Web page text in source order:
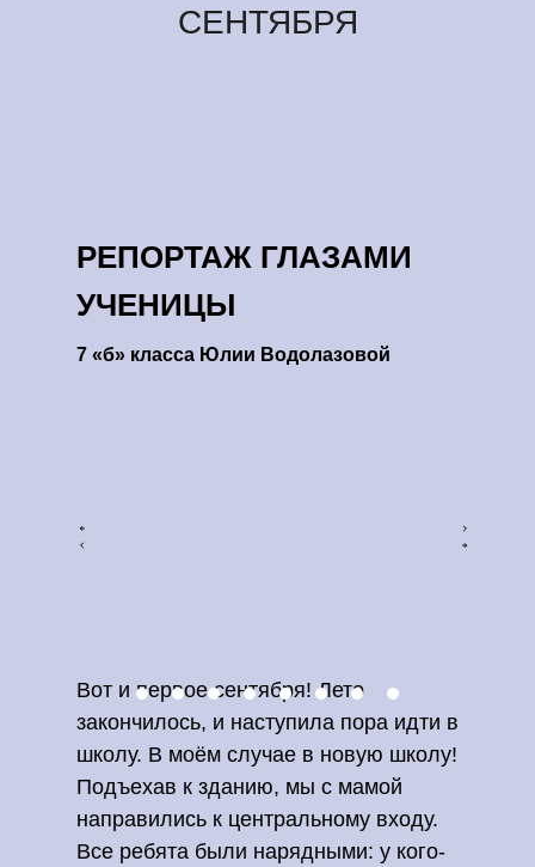
СЕНТЯБРЯ
7 «б» класса Юлии Водолазовой
РЕПОРТАЖ ГЛАЗАМИ
УЧЕНИЦЫ
Вот и первое сентября! Лето
закончилось, и наступила пора идти в
школу. В моём случае в новую школу!
Подъехав к зданию, мы с мамой
направились к центральному входу.
Все ребята были нарядными: у кого-